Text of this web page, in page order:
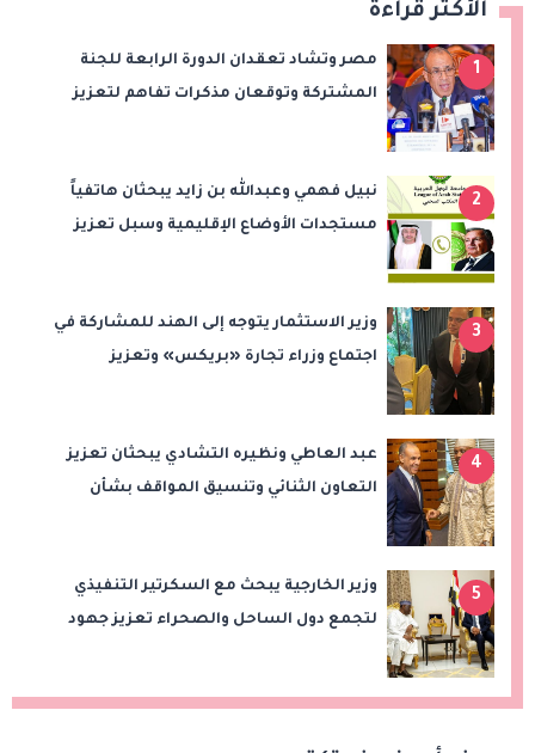
الأكثر قراءة
1
مصر وتشاد تعقدان الدورة الرابعة للجنة
المشتركة وتوقعان مذكرات تفاهم لتعزيز
2
نبيل فهمي وعبدالله بن زايد يبحثان هاتفياً
مستجدات الأوضاع الإقليمية وسبل تعزيز
3
وزير الاستثمار يتوجه إلى الهند للمشاركة في
اجتماع وزراء تجارة «بريكس» وتعزيز
4
عبد العاطي ونظيره التشادي يبحثان تعزيز
التعاون الثنائي وتنسيق المواقف بشأن
5
وزير الخارجية يبحث مع السكرتير التنفيذي
لتجمع دول الساحل والصحراء تعزيز جهود